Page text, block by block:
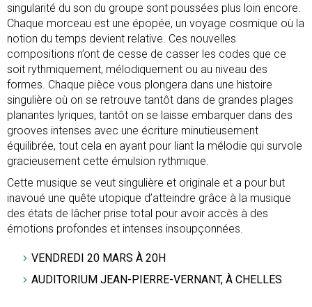
singularité du son du groupe sont poussées plus loin encore.
Chaque morceau est une épopée, un voyage cosmique où la
notion du temps devient relative. Ces nouvelles
compositions n’ont de cesse de casser les codes que ce
soit rythmiquement, mélodiquement ou au niveau des
formes. Chaque pièce vous plongera dans une histoire
singulière où on se retrouve tantôt dans de grandes plages
planantes lyriques, tantôt on se laisse embarquer dans des
grooves intenses avec une écriture minutieusement
équilibrée, tout cela en ayant pour liant la mélodie qui survole
gracieusement cette émulsion rythmique.
Cette musique se veut singulière et originale et a pour but
inavoué une quête utopique d’atteindre grâce à la musique
des états de lâcher prise total pour avoir accès à des
émotions profondes et intenses insoupçonnées.
VENDREDI 20 MARS À 20H
AUDITORIUM JEAN-PIERRE-VERNANT, À CHELLES